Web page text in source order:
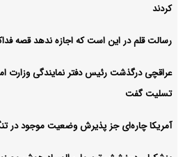
کردند
رسالت قلم در این است که اجازه ندهد قصه‌
عراقچی درگذشت رئیس دفتر نمایندگی وزارت
تسلیت گفت
آمریکا چاره‌ای جز پذیرش وضعیت موجود در